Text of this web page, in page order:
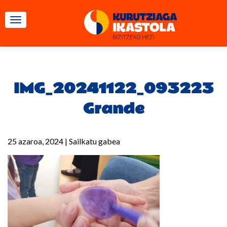
TOGGLE NAVIGATION
IMG_20241122_093223
Grande
25 azaroa, 2024 | Sailkatu gabea